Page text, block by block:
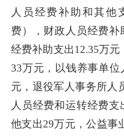
人员经费补助和其他
费），财政人员经费
经费补助支出12.35万
33万元，以钱养事单
元，退役军人事务所人
人员经费和运转经费
他支出29万元，公益事